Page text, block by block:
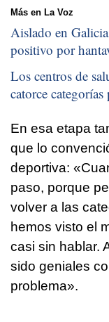
Más en La Voz
Aislado en
positivo por
Los centros de
catorce
En esa etapa
que lo
deportiva:
paso, porque
volver a las
hemos visto el
casi sin hablar.
sido geniales
problema».